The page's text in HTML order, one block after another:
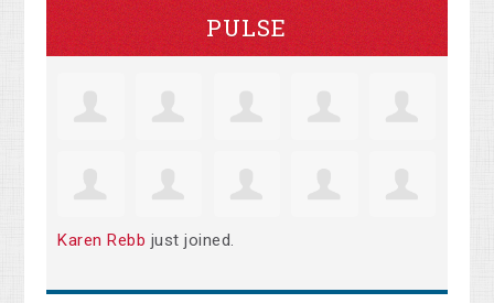
PULSE
Karen Rebb just joined.